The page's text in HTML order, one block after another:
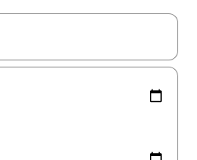
moći ćete ih pregledati